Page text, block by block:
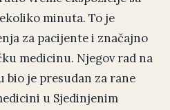
minuta. To je
za pacijente i značajno
medicinu. Njegov rad na
je presudan za rane
u Sjedinjenim